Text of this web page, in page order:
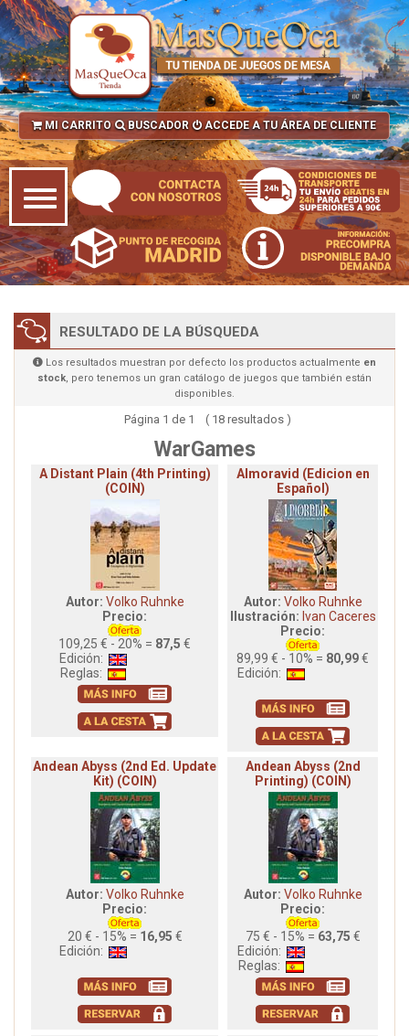
MI CARRITO BUSCADOR ACCEDE A TU ÁREA DE CLIENTE
RESULTADO DE LA BÚSQUEDA
Los resultados muestran por defecto los productos actualmente en
stock, pero tenemos un gran catálogo de juegos que también están
disponibles.
Página 1 de 1 ( 18 resultados )
WarGames
A Distant Plain (4th Printing)
(COIN)
Autor: Volko Ruhnke
Precio:
109,25 € - 20% = 87,5 €
Edición:
Reglas:
Almoravid (Edicion en
Español)
Autor: Volko Ruhnke
Ilustración: Ivan Caceres
Precio:
89,99 € - 10% = 80,99€
Edición:
Andean Abyss (2nd Ed. Update
Kit) (COIN)
Autor: Volko Ruhnke
Precio:
20 € - 15% = 16,95 €
Edición:
Andean Abyss (2nd
Printing) (COIN)
Autor: Volko Ruhnke
Precio:
75 € - 15% = 63,75 €
Edición:
Reglas: